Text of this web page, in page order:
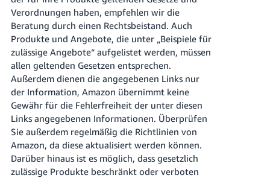
한
국
어
-
KR
Verordnungen haben, empfehlen wir die
Beratung durch einen Rechtsbeistand. Auch
Produkte und Angebote, die unter „Beispiele für
zulässige Angebote“ aufgelistet werden, müssen
allen geltenden Gesetzen entsprechen.
Außerdem dienen die angegebenen Links nur
der Information, Amazon übernimmt keine
Gewähr für die Fehlerfreiheit der unter diesen
Links angegebenen Informationen. Überprüfen
Sie außerdem regelmäßig die Richtlinien von
Amazon, da diese aktualisiert werden können.
Darüber hinaus ist es möglich, dass gesetzlich
zulässige Produkte beschränkt oder verboten